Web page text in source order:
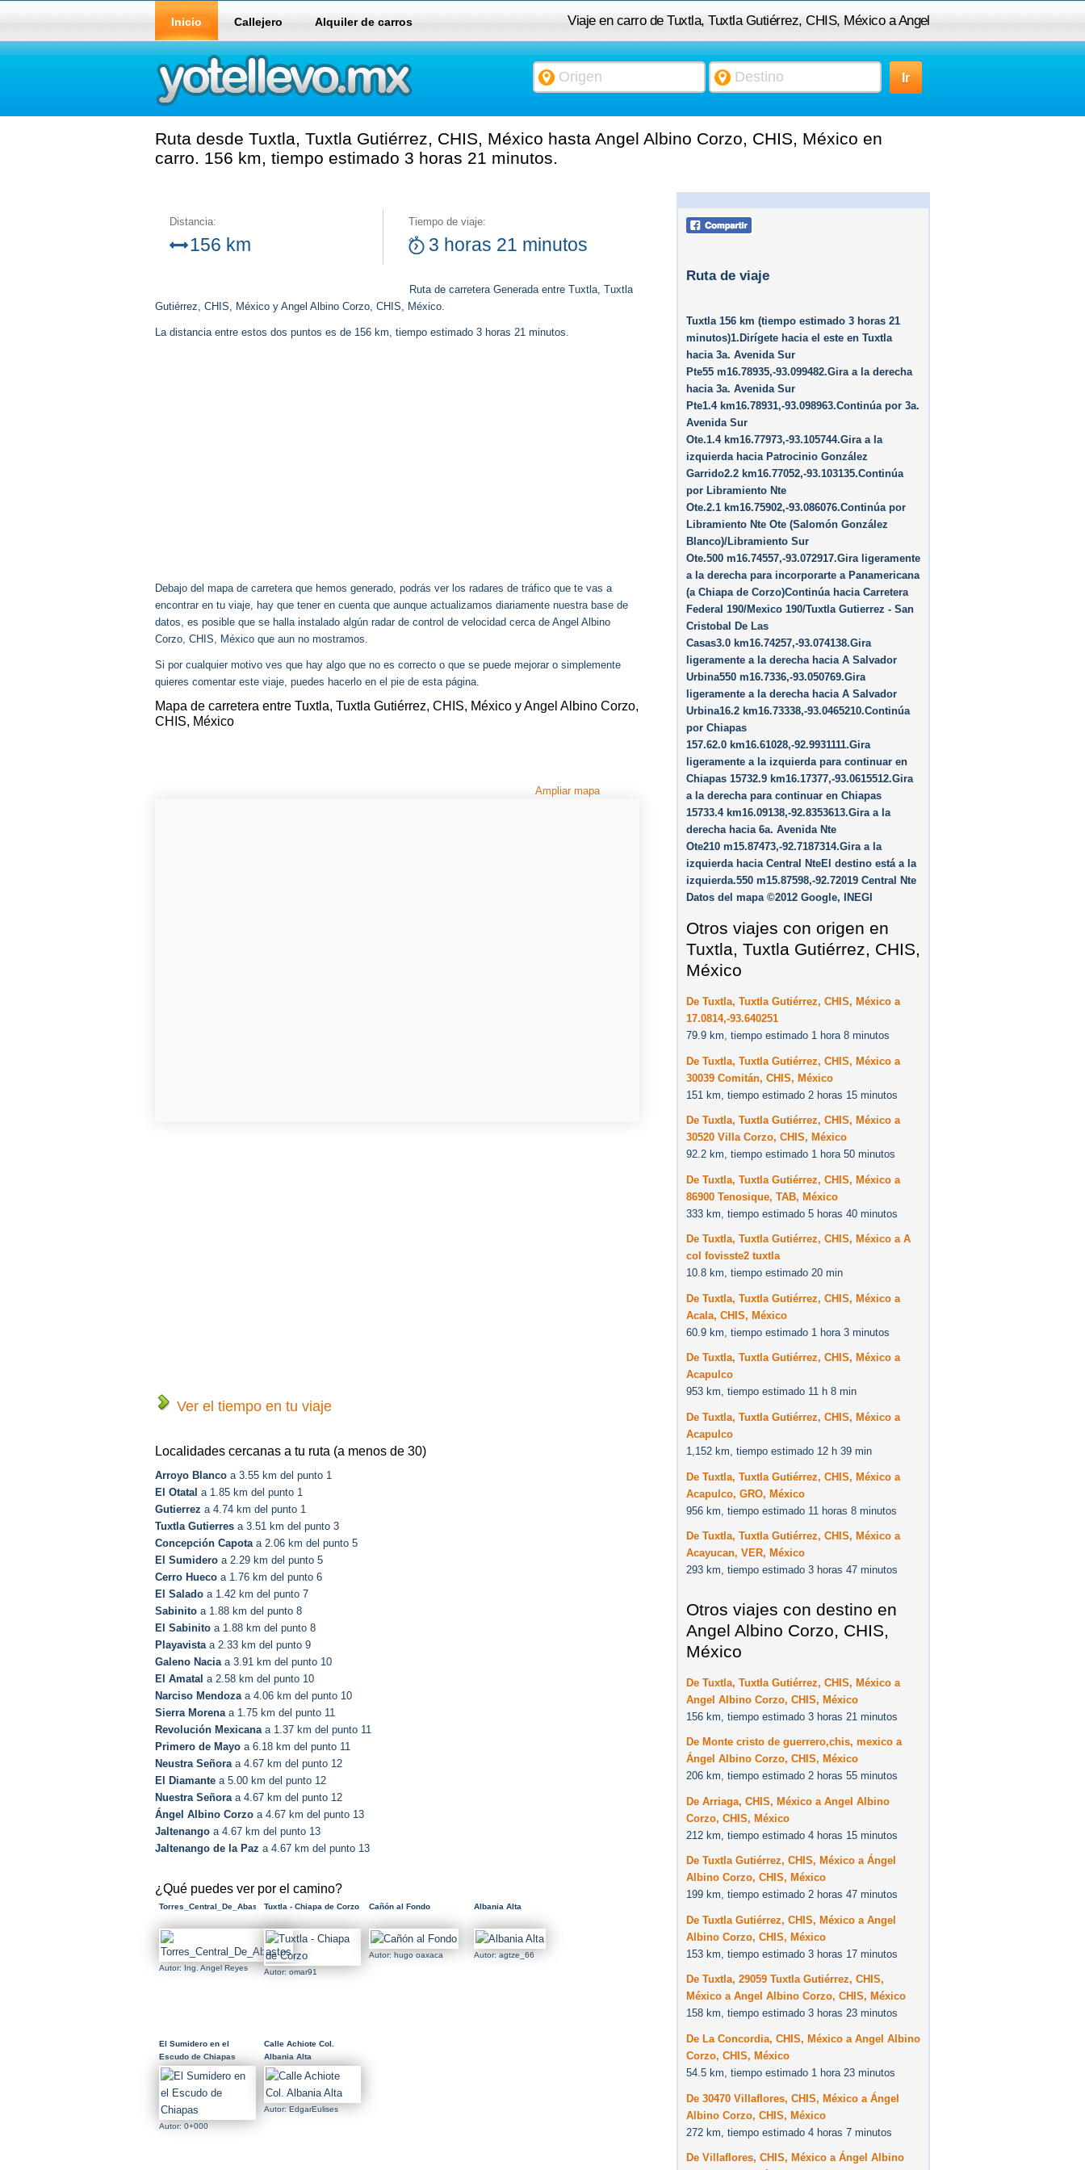
Viaje en carro de Tuxtla, Tuxtla Gutiérrez, CHIS, México a Angel
Albino Corzo, CHIS, México
Inicio Callejero Alquiler de carros
Ruta desde Tuxtla, Tuxtla Gutiérrez, CHIS, México hasta Angel Albino Corzo, CHIS, México en
carro. 156 km, tiempo estimado 3 horas 21 minutos.
Distancia:
156 km
Tiempo de viaje:
3 horas 21 minutos
Ruta de carretera Generada entre Tuxtla, Tuxtla
Gutiérrez, CHIS, México y Angel Albino Corzo, CHIS, México.
La distancia entre estos dos puntos es de 156 km, tiempo estimado 3 horas 21 minutos.
Debajo del mapa de carretera que hemos generado, podrás ver los radares de tráfico que te vas a
encontrar en tu viaje, hay que tener en cuenta que aunque actualizamos diariamente nuestra base de
datos, es posible que se halla instalado algún radar de control de velocidad cerca de Angel Albino
Corzo, CHIS, México que aun no mostramos.
Si por cualquier motivo ves que hay algo que no es correcto o que se puede mejorar o simplemente
quieres comentar este viaje, puedes hacerlo en el pie de esta página.
Mapa de carretera entre Tuxtla, Tuxtla Gutiérrez, CHIS, México y Angel Albino Corzo,
CHIS, México
Ampliar mapa
Ver el tiempo en tu viaje
Localidades cercanas a tu ruta (a menos de 30)
Arroyo Blanco a 3.55 km del punto 1
El Otatal a 1.85 km del punto 1
Gutierrez a 4.74 km del punto 1
Tuxtla Gutierres a 3.51 km del punto 3
Concepción Capotaa 2.06 km del punto 5
El Sumidero a 2.29 km del punto 5
Cerro Hueco a 1.76 km del punto 6
El Salado a 1.42 km del punto 7
Sabinito a 1.88 km del punto 8
El Sabinito a 1.88 km del punto 8
Playavistaa 2.33 km del punto 9
Galeno Naciaa 3.91 km del punto 10
El Amatal a 2.58 km del punto 10
Narciso Mendozaa 4.06 km del punto 10
Sierra Morenaa 1.75 km del punto 11
Revolución Mexicanaa 1.37 km del punto 11
Primero de Mayo a 6.18 km del punto 11
Neustra Señoraa 4.67 km del punto 12
El Diamante a 5.00 km del punto 12
Nuestra Señoraa 4.67 km del punto 12
Ángel Albino Corzo a 4.67 km del punto 13
Jaltenango a 4.67 km del punto 13
Jaltenango de la Paz a 4.67 km del punto 13
¿Qué puedes ver por el camino?
Torres_Central_De_Abastos
Autor: Ing. Angel Reyes
Tuxtla - Chiapa de Corzo
Autor: omar91
Cañón al Fondo
Autor: hugo oaxaca
Albania Alta
Autor: agtze_66
El Sumidero en el
Escudo de Chiapas
Autor: 0+000
Calle Achiote Col.
Albania Alta
Autor: EdgarEulises
Ruta de viaje
Tuxtla 156 km (tiempo estimado 3 horas 21
minutos)1.Dirígete hacia el este en Tuxtla
hacia 3a. Avenida Sur
Pte55 m16.78935,-93.099482.Gira a la derecha
hacia 3a. Avenida Sur
Pte1.4 km16.78931,-93.098963.Continúa por 3a.
Avenida Sur
Ote.1.4 km16.77973,-93.105744.Gira a la
izquierda hacia Patrocinio González
Garrido2.2 km16.77052,-93.103135.Continúa
por Libramiento Nte
Ote.2.1 km16.75902,-93.086076.Continúa por
Libramiento Nte Ote (Salomón González
Blanco)/​Libramiento Sur
Ote.500 m16.74557,-93.072917.Gira ligeramente
a la derecha para incorporarte a Panamericana
(a Chiapa de Corzo)Continúa hacia Carretera
Federal 190/​Mexico 190/​Tuxtla Gutierrez - San
Cristobal De Las
Casas3.0 km16.74257,-93.074138.Gira
ligeramente a la derecha hacia A Salvador
Urbina550 m16.7336,-93.050769.Gira
ligeramente a la derecha hacia A Salvador
Urbina16.2 km16.73338,-93.0465210.Continúa
por Chiapas
157.62.0 km16.61028,-92.9931111.Gira
ligeramente a la izquierda para continuar en
Chiapas 15732.9 km16.17377,-93.0615512.Gira
a la derecha para continuar en Chiapas
15733.4 km16.09138,-92.8353613.Gira a la
derecha hacia 6a. Avenida Nte
Ote210 m15.87473,-92.7187314.Gira a la
izquierda hacia Central NteEl destino está a la
izquierda.550 m15.87598,-92.72019 Central Nte
Datos del mapa ©2012 Google, INEGI
Otros viajes con origen en
Tuxtla, Tuxtla Gutiérrez, CHIS,
México
De Tuxtla, Tuxtla Gutiérrez, CHIS, México a
17.0814,-93.640251
79.9 km, tiempo estimado 1 hora 8 minutos
De Tuxtla, Tuxtla Gutiérrez, CHIS, México a
30039 Comitán, CHIS, México
151 km, tiempo estimado 2 horas 15 minutos
De Tuxtla, Tuxtla Gutiérrez, CHIS, México a
30520 Villa Corzo, CHIS, México
92.2 km, tiempo estimado 1 hora 50 minutos
De Tuxtla, Tuxtla Gutiérrez, CHIS, México a
86900 Tenosique, TAB, México
333 km, tiempo estimado 5 horas 40 minutos
De Tuxtla, Tuxtla Gutiérrez, CHIS, México a A
col fovisste2 tuxtla
10.8 km, tiempo estimado 20 min
De Tuxtla, Tuxtla Gutiérrez, CHIS, México a
Acala, CHIS, México
60.9 km, tiempo estimado 1 hora 3 minutos
De Tuxtla, Tuxtla Gutiérrez, CHIS, México a
Acapulco
953 km, tiempo estimado 11 h 8 min
De Tuxtla, Tuxtla Gutiérrez, CHIS, México a
Acapulco
1,152 km, tiempo estimado 12 h 39 min
De Tuxtla, Tuxtla Gutiérrez, CHIS, México a
Acapulco, GRO, México
956 km, tiempo estimado 11 horas 8 minutos
De Tuxtla, Tuxtla Gutiérrez, CHIS, México a
Acayucan, VER, México
293 km, tiempo estimado 3 horas 47 minutos
Otros viajes con destino en
Angel Albino Corzo, CHIS,
México
De Tuxtla, Tuxtla Gutiérrez, CHIS, México a
Angel Albino Corzo, CHIS, México
156 km, tiempo estimado 3 horas 21 minutos
De Monte cristo de guerrero,chis, mexico a
Ángel Albino Corzo, CHIS, México
206 km, tiempo estimado 2 horas 55 minutos
De Arriaga, CHIS, México a Angel Albino
Corzo, CHIS, México
212 km, tiempo estimado 4 horas 15 minutos
De Tuxtla Gutiérrez, CHIS, México a Ángel
Albino Corzo, CHIS, México
199 km, tiempo estimado 2 horas 47 minutos
De Tuxtla Gutiérrez, CHIS, México a Angel
Albino Corzo, CHIS, México
153 km, tiempo estimado 3 horas 17 minutos
De Tuxtla, 29059 Tuxtla Gutiérrez, CHIS,
México a Angel Albino Corzo, CHIS, México
158 km, tiempo estimado 3 horas 23 minutos
De La Concordia, CHIS, México a Angel Albino
Corzo, CHIS, México
54.5 km, tiempo estimado 1 hora 23 minutos
De 30470 Villaflores, CHIS, México a Ángel
Albino Corzo, CHIS, México
272 km, tiempo estimado 4 horas 7 minutos
De Villaflores, CHIS, México a Ángel Albino